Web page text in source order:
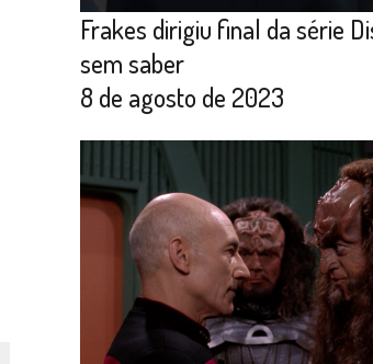
Frakes dirigiu final da série
sem saber
8 de agosto de 2023